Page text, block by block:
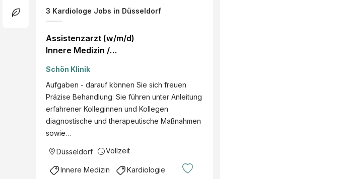
3 Kardiologe Jobs in Düsseldorf
Assistenzarzt (w/m/d)
Innere Medizin /
Schön Klinik
Aufgaben - darauf können Sie sich freuen
Präzise Behandlung: Sie führen unter Anleitung
erfahrener Kolleginnen und Kollegen
diagnostische und therapeutische Maßnahmen
sowie…
Düsseldorf Vollzeit
Innere Medizin Kardiologie